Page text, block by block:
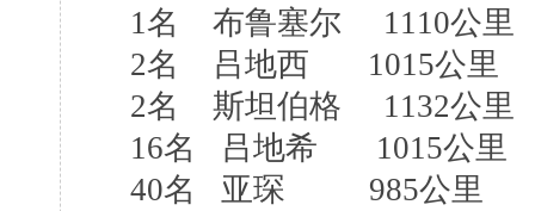
1名 布鲁塞尔 1110
2名 吕地西 1015公里
2名 斯坦伯格 1132公里
16名 吕地希 1015公里
40名 亚琛 985公里